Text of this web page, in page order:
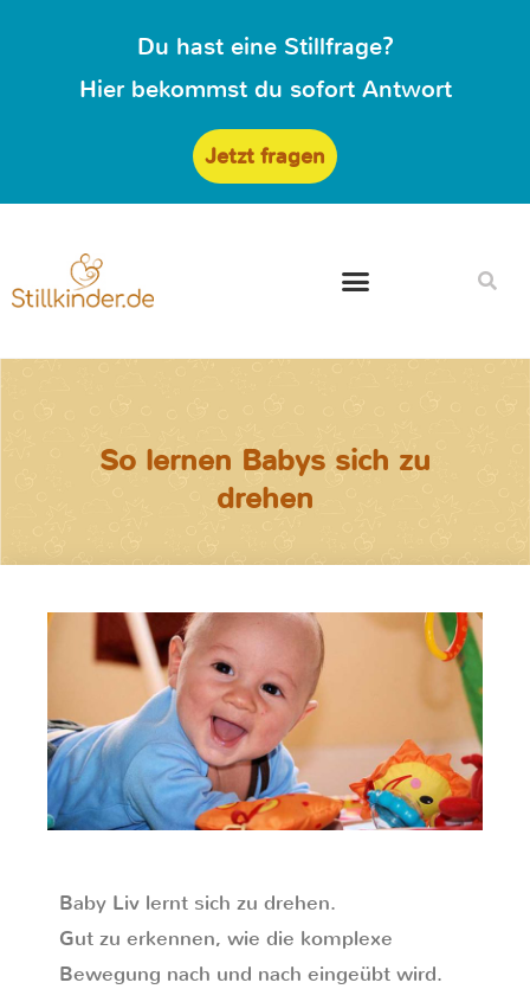
Du hast eine Stillfrage?
Hier bekommst du sofort Antwort
Jetzt fragen
So lernen Babys sich zu
drehen
Baby Liv lernt sich zu drehen.
Gut zu erkennen, wie die komplexe
Bewegung nach und nach eingeübt wird.